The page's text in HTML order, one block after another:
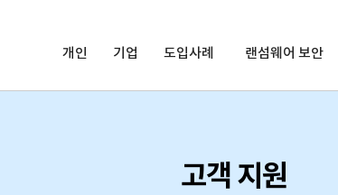
개인 기업 도입사례 랜섬웨어 보안
고객 지원